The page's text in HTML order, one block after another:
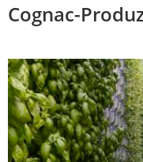
Cognac-